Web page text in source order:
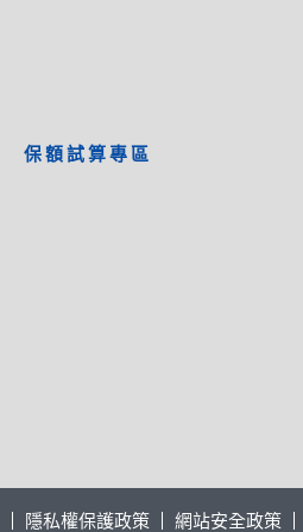
保額試算專區
隱私權保護政策 網站安全政策